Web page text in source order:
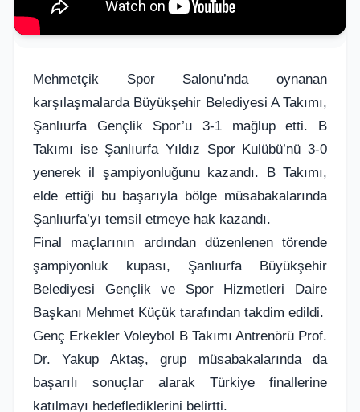
Mehmetçik Spor Salonu’nda oynanan
karşılaşmalarda Büyükşehir Belediyesi A Takımı,
Şanlıurfa Gençlik Spor’u 3-1 mağlup etti. B
Takımı ise Şanlıurfa Yıldız Spor Kulübü’nü 3-0
yenerek il şampiyonluğunu kazandı. B Takımı,
elde ettiği bu başarıyla bölge müsabakalarında
Şanlıurfa’yı temsil etmeye hak kazandı.
Final maçlarının ardından düzenlenen törende
şampiyonluk kupası, Şanlıurfa Büyükşehir
Belediyesi Gençlik ve Spor Hizmetleri Daire
Başkanı Mehmet Küçük tarafından takdim edildi.
Genç Erkekler Voleybol B Takımı Antrenörü Prof.
Dr. Yakup Aktaş, grup müsabakalarında da
başarılı sonuçlar alarak Türkiye finallerine
katılmayı hedeflediklerini belirtti.